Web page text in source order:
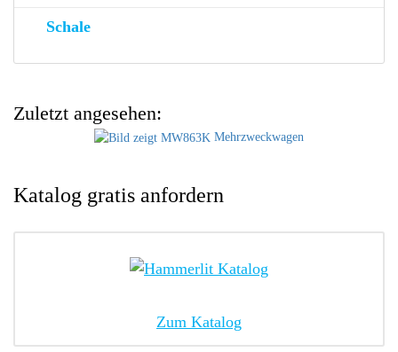
Schale
Zuletzt angesehen:
Mehrzweckwagen
Katalog gratis anfordern
Zum Katalog